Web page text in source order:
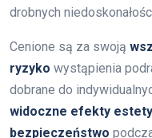
drobnych
Cenione są za swoją
ryzyko wystąpienia
dobrane do
widoczne efekty
bezpieczeństwo